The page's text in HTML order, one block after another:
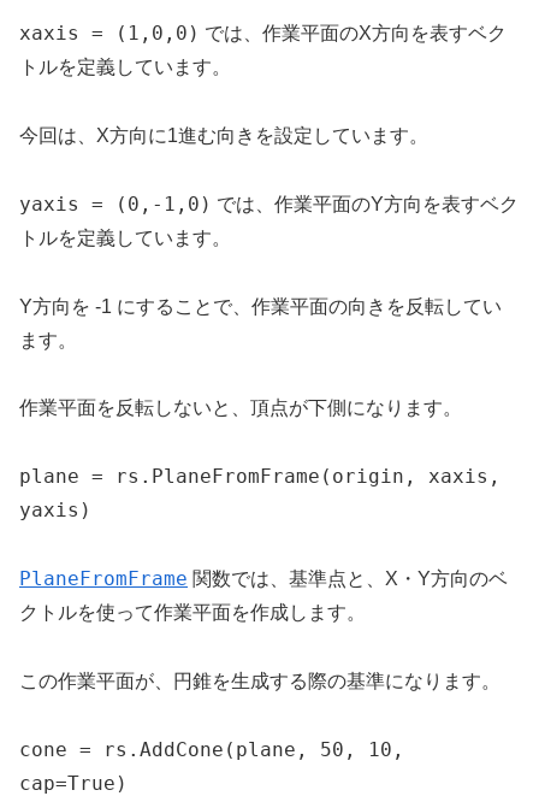
xaxis = (1,0,0) では、作業平面のX方向を表すベク
トルを定義しています。
今回は、X方向に1進む向きを設定しています。
yaxis = (0,-1,0) では、作業平面のY方向を表すベク
トルを定義しています。
Y方向を -1 にすることで、作業平面の向きを反転してい
ます。
作業平面を反転しないと、頂点が下側になります。
plane = rs.PlaneFromFrame(origin, xaxis,
yaxis)
PlaneFromFrame 関数では、基準点と、X・Y方向のベ
クトルを使って作業平面を作成します。
この作業平面が、円錐を生成する際の基準になります。
cone = rs.AddCone(plane, 50, 10,
cap=True)